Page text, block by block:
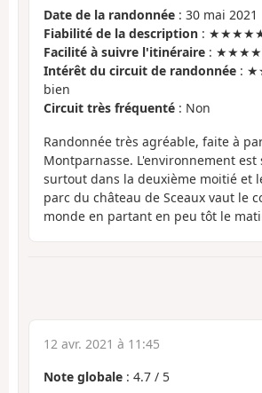
Date de la randonnée : 30 mai 2021
Fiabilité de la description : ★★★★★
Facilité à suivre l'itinéraire :
Intérêt du circuit de randonnée :
bien
Circuit très fréquenté : Non
Randonnée très agréable, faite à
Montparnasse. L'environnement est
surtout dans la deuxième moitié et
parc du château de Sceaux vaut le
monde en partant en peu tôt le
12 avr. 2021 à 11:45
Note globale : 4.7 / 5